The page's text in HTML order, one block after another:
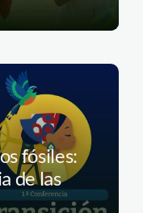
fósiles:
de las